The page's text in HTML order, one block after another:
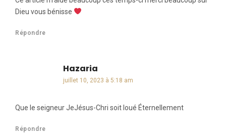
Dieu vous bénisse
Répondre
Hazaria
juillet 10, 2023 à 5:18 am
Que le seigneur JeJésus-Chri soit loué Éternellement
Répondre